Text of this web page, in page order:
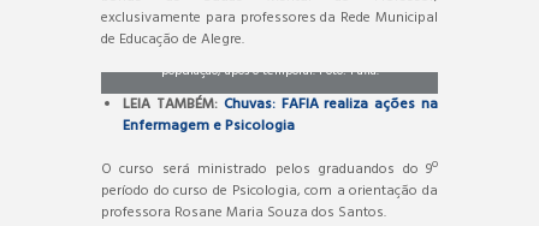
exclusivamente para professores da Rede Municipal
de Educação de Alegre.
Aluno da FAFIA atuaram efetivamente com a
população, após o temporal. Foto: Fafia.
LEIA TAMBÉM: Chuvas: FAFIA realiza ações na
Enfermagem e Psicologia
O curso será ministrado pelos graduandos do 9º
período do curso de Psicologia, com a orientação da
professora Rosane Maria Souza dos Santos.